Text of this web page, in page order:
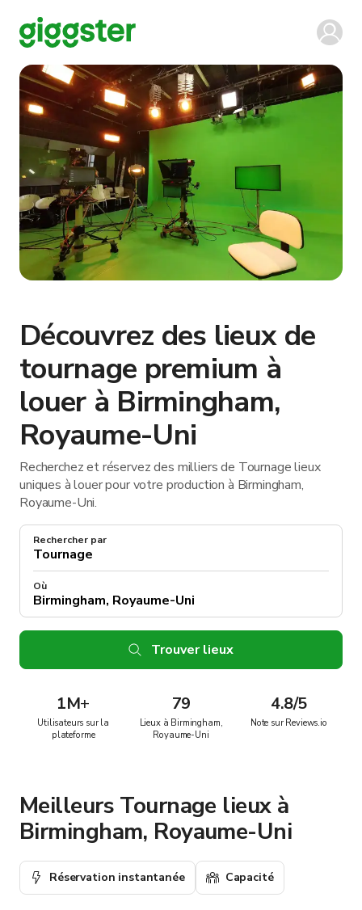
Découvrez des lieux de
tournage premium à
louer à Birmingham,
Royaume-Uni
Recherchez et réservez des milliers de Tournage lieux
uniques à louer pour votre production à Birmingham,
Royaume-Uni.
Rechercher par
Où
Trouver lieux
1M+
Utilisateurs sur la
plateforme
79
Lieux à Birmingham,
Royaume-Uni
4.8/5
Note sur Reviews.io
Meilleurs Tournage lieux à
Birmingham, Royaume-Uni
Réservation instantanée Capacité